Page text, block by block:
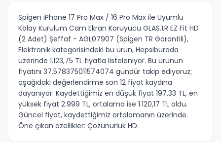
Spigen iPhone 17 Pro Max / 16 Pro Max ile Uyumlu
Kolay Kurulum Cam Ekran Koruyucu GLAS.tR EZ Fit HD
(2 Adet) Şeffaf - AGL07907 (Spigen TR Garantili),
Elektronik kategorisindeki bu ürün, Hepsiburada
üzerinde 1.123,75 TL fiyatla listeleniyor. Bu ürünün
fiyatını 37.578375011574074 gündür takip ediyoruz;
aşağıdaki değerlendirme son 12 fiyat kaydına
dayanıyor. Kaydettiğimiz en düşük fiyat 197,33 TL, en
yüksek fiyat 2.999 TL, ortalama ise 1.120,17 TL oldu.
Güncel fiyat, kaydettiğimiz ortalamanın üzerinde.
Öne çıkan özellikler: Çözünürlük HD.